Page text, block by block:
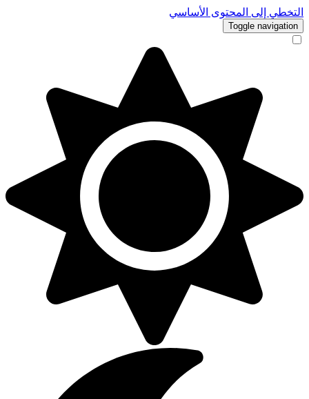
التخطي إلى المحتوى الأساسي
Toggle navigation